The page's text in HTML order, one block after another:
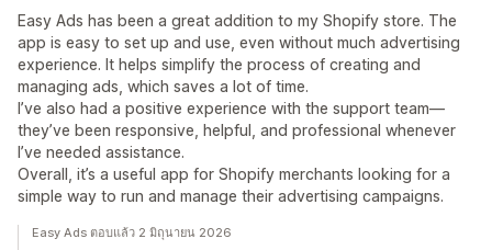
Easy Ads has been a great addition to my Shopify store. The
app is easy to set up and use, even without much advertising
experience. It helps simplify the process of creating and
managing ads, which saves a lot of time.
I’ve also had a positive experience with the support team—
they’ve been responsive, helpful, and professional whenever
I’ve needed assistance.
Overall, it’s a useful app for Shopify merchants looking for a
simple way to run and manage their advertising campaigns.
Easy Ads ตอบแล้ว 2 มิถุนายน 2026